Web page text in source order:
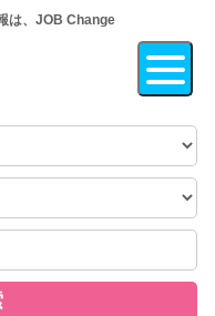
は、JOB Change